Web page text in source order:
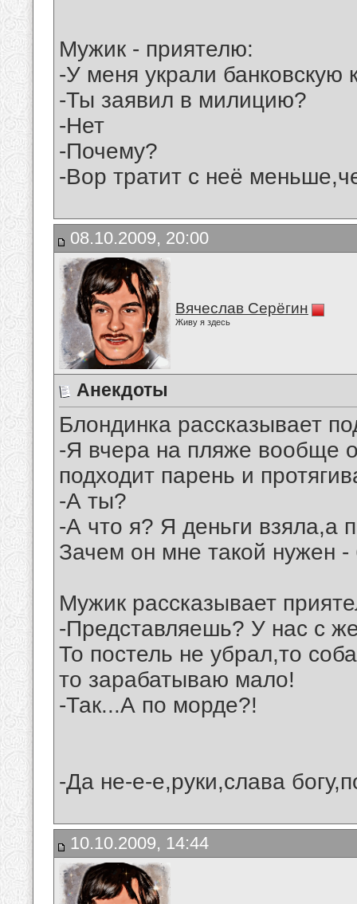
Мужик - приятелю:
-У меня украли банковскую
-Ты заявил в милицию?
-Нет
-Почему?
-Вор тратит с неё
08.10.2009, 20:00
Вячеслав Серёгин
Живу я здесь
Анекдоты
Блондинка рассказывает
-Я вчера на пляже вообще
подходит парень и
-А ты?
-А что я? Я деньги взяла,а
Зачем он мне такой нужен -
Мужик рассказывает
-Представляешь? У нас с
То постель не убрал,то
то зарабатываю мало!
-Так...А по морде?!
-Да не-е-е,руки,слава
10.10.2009, 14:44